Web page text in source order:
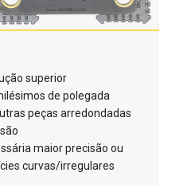
superior
de polegada
peças arredondadas
maior precisão ou
curvas/irregulares